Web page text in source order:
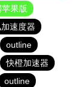
果版
速度器
outline
快橙加速器
outline